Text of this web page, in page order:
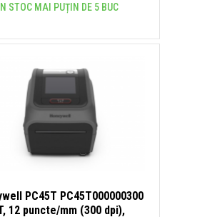
ÎN STOC MAI PUȚIN DE 5 BUC
PC45T PC45T000000300
12 puncte/mm (300 dpi),